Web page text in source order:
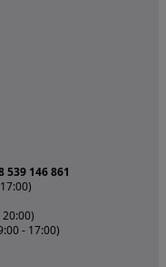
539 146 861
- 17:00)